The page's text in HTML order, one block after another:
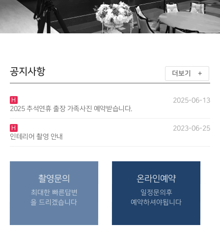
공지사항 더보기 +
H
2025 추석연휴 출장 가족사진 예약받습니다.
2025-06-13
H
인테리어 촬영 안내
2023-06-25
촬영문의
최대한 빠른답변
을 드리겠습니다
온라인예약
일정문의후
예약하셔야됩니다